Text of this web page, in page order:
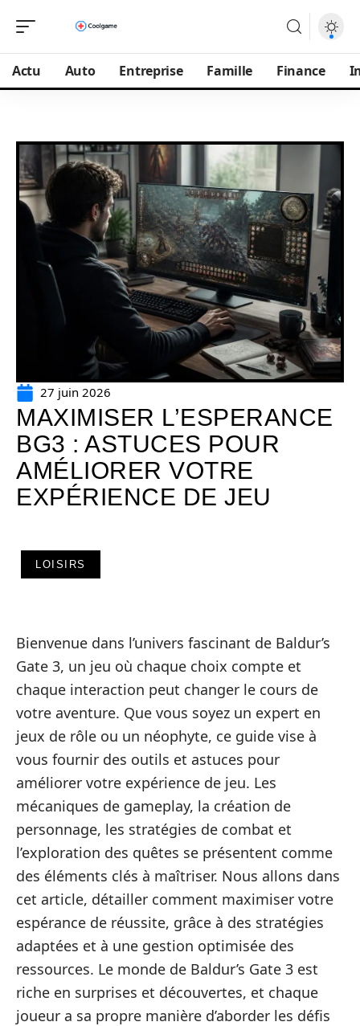
Actu Auto Entreprise Famille Finance
27 juin 2026
MAXIMISER L’ESPERANCE
BG3 : ASTUCES POUR
AMÉLIORER VOTRE
EXPÉRIENCE DE JEU
LOISIRS
Bienvenue dans l’univers fascinant de Baldur’s
Gate 3, un jeu où chaque choix compte et
chaque interaction peut changer le cours de
votre aventure. Que vous soyez un expert en
jeux de rôle ou un néophyte, ce guide vise à
vous fournir des outils et astuces pour
améliorer votre expérience de jeu. Les
mécaniques de gameplay, la création de
personnage, les stratégies de combat et
l’exploration des quêtes se présentent comme
des éléments clés à maîtriser. Nous allons dans
cet article, détailler comment maximiser votre
espérance de réussite, grâce à des stratégies
adaptées et à une gestion optimisée des
ressources. Le monde de Baldur’s Gate 3 est
riche en surprises et découvertes, et chaque
joueur a sa propre manière d’aborder les défis